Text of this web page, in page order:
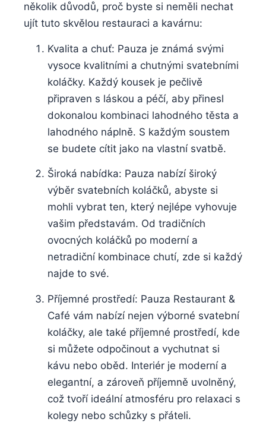
několik důvodů, proč byste si neměli nechat
ujít tuto skvělou restauraci a kavárnu:
Kvalita a chuť: Pauza je známá svými
vysoce kvalitními a chutnými svatebními
koláčky. Každý kousek je pečlivě
připraven s láskou a péčí, aby přinesl
dokonalou kombinaci lahodného těsta a
lahodného náplně. S každým soustem
se budete cítit jako na vlastní svatbě.
Široká nabídka: Pauza nabízí široký
výběr svatebních koláčků, abyste si
mohli vybrat ten, který nejlépe vyhovuje
vašim představám. Od tradičních
ovocných koláčků po moderní a
netradiční kombinace chutí, zde si každý
najde to své.
Příjemné prostředí: Pauza Restaurant &
Café vám nabízí nejen výborné svatební
koláčky, ale také příjemné prostředí, kde
si můžete odpočinout a vychutnat si
kávu nebo oběd. Interiér je moderní a
elegantní, a zároveň příjemně uvolněný,
což tvoří ideální atmosféru pro relaxaci s
kolegy nebo schůzky s přáteli.